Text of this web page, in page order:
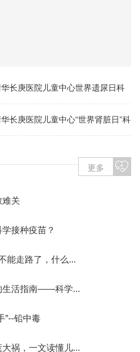
长庚医院儿童中心世界遗尿日科
长庚医院儿童中心“世界肾脏日”科
更多
关
接种疫苗？
能走路了，什么...
生活指南——科学...
”--铅中毒
祸，一文读懂儿...